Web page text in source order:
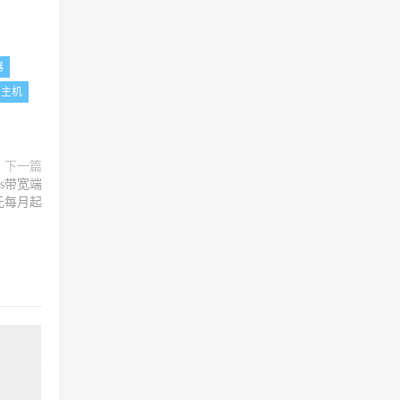
机
下一篇
带宽端
每月起